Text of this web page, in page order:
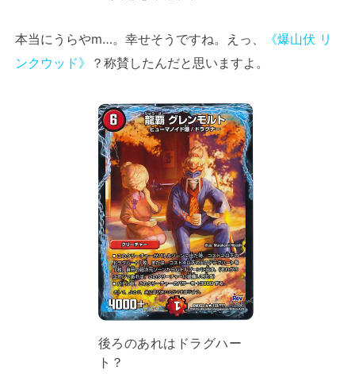
本当にうらやm…。幸せそうですね。えっ、
《爆山伏 リ
ンクウッド》
？称賛したんだと思いますよ。
後ろのあれはドラグハー
ト？